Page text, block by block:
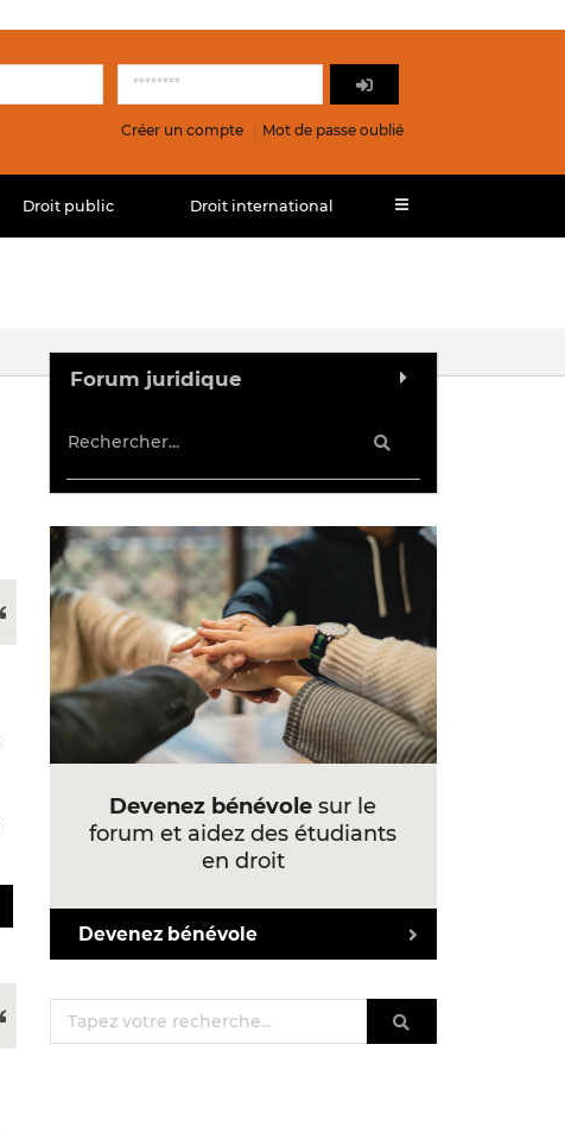
Créer un compte Mot de passe oublié
Droit public Droit international
Forum juridique
Devenez bénévole sur le
forum et aidez des étudiants
en droit
Devenez bénévole